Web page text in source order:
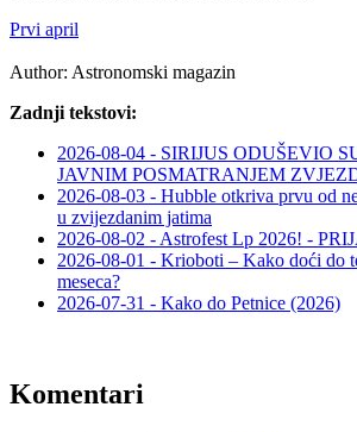
Prvi april
Author: Astronomski magazin
Zadnji tekstovi:
2026-08-04 - SIRIJUS ODUŠEVIO
JAVNIM POSMATRANJEM
2026-08-03 - Hubble otkriva prvu od
u zvijezdanim jatima
2026-08-02 - Astrofest Lp 2026! -
2026-08-01 - Krioboti – Kako doći do
meseca?
2026-07-31 - Kako do Petnice (2026)
Komentari